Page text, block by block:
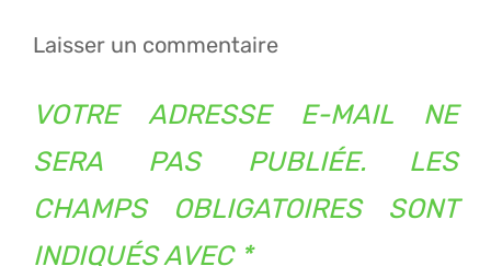
Laisser un commentaire
VOTRE ADRESSE E-MAIL NE
SERA PAS PUBLIÉE.
LES
CHAMPS OBLIGATOIRES SONT
INDIQUÉS AVEC *